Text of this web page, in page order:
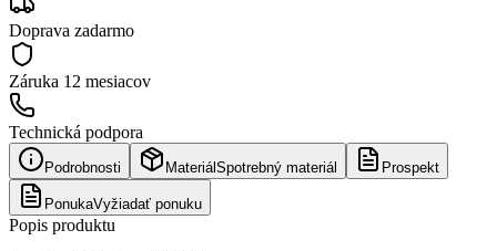
Doprava zadarmo
Záruka 12 mesiacov
Technická podpora
Podrobnosti Materiál Spotrebný materiál Prospekt
PonukaVyžiadať ponuku
Popis produktu